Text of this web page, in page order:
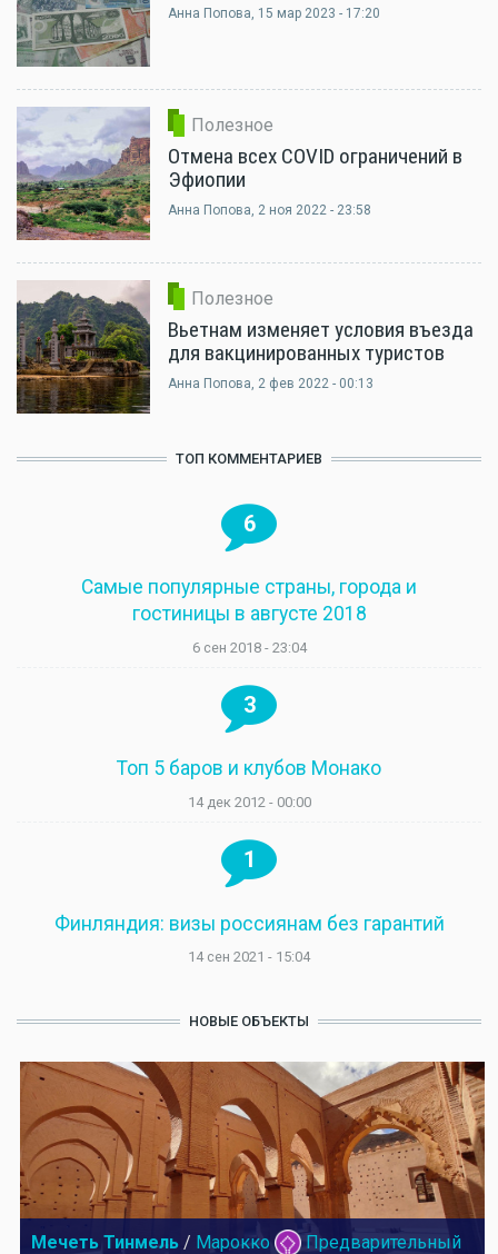
Анна Попова, 15 мар 2023 - 17:20
Полезное
Отмена всех COVID ограничений в
Эфиопии
Анна Попова, 2 ноя 2022 - 23:58
Полезное
Вьетнам изменяет условия въезда
для вакцинированных туристов
Анна Попова, 2 фев 2022 - 00:13
ТОП КОММЕНТАРИЕВ
6
Самые популярные страны, города и
гостиницы в августе 2018
6 сен 2018 - 23:04
3
Топ 5 баров и клубов Монако
14 дек 2012 - 00:00
1
Финляндия: визы россиянам без гарантий
14 сен 2021 - 15:04
НОВЫЕ ОБЪЕКТЫ
Мечеть Тинмель / Марокко
Предварительный